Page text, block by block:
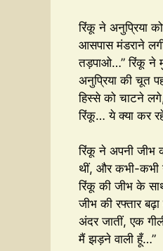
रिंकू ने अनुप्रिया
आसपास मंडराने
तड़पाओ…” रिंकू ने
अनुप्रिया की चूत
हिस्से को चाटने
रिंकू… ये क्या कर
रिंकू ने अपनी जीभ
थीं, और कभी-कभी
रिंकू की जीभ के
जीभ की रफ्तार
अंदर जातीं, एक
मैं झड़ने वाली हूँ…”